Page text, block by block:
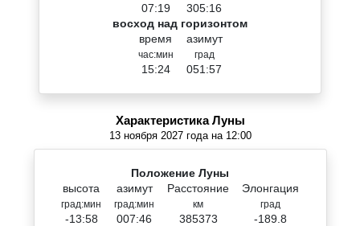
07:19
305:16
восход над горизонтом
время
час:мин
15:24
азимут
град
051:57
Характеристика Луны
13 ноября 2027 года на 12:00
Положение Луны
высота
град:мин
-13:58
азимут
град:мин
007:46
Расстояние
км
385373
Элонгация
град
-189.8